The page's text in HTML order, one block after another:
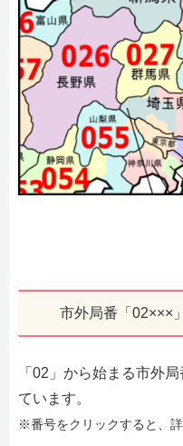
市外局番「02×××
「02」から始まる市外
ています。
※番号をクリックすると、詳